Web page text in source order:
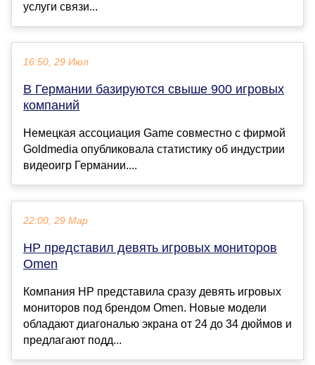
услуги связи...
16:50, 29 Июл
В Германии базируются свыше 900 игровых
компаний
Немецкая ассоциация Game совместно с фирмой
Goldmedia опубликовала статистику об индустрии
видеоигр Германии....
22:00, 29 Мар
HP представил девять игровых мониторов
Omen
Компания HP представила сразу девять игровых
мониторов под брендом Omen. Новые модели
обладают диагональю экрана от 24 до 34 дюймов и
предлагают подд...